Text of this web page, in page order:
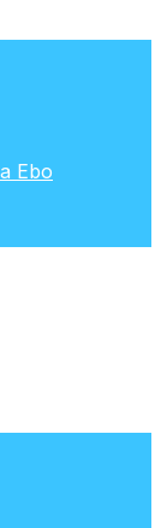
Ebo